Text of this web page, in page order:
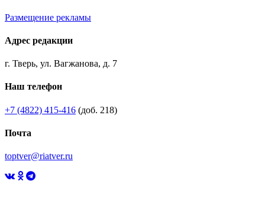
Размещение рекламы
Адрес редакции
г. Тверь, ул. Вагжанова, д. 7
Наш телефон
+7 (4822) 415-416 (доб. 218)
Почта
toptver@riatver.ru